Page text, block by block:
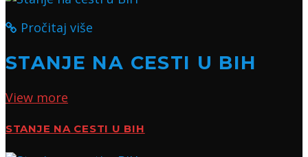
Pročitaj više
STANJE NA CESTI U BIH
View more
STANJE NA CESTI U BIH